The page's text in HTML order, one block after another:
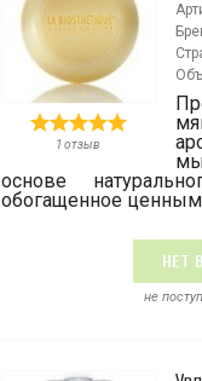
1 отзыв
основе
обогащенное
НЕТ
не